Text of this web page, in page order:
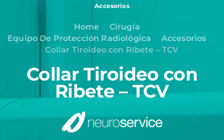
Accesorios
Home
Cirugía
Equipo De Protección Radiológica
Accesorios
Collar Tiroideo con Ribete – TCV
Collar Tiroideo con
Ribete – TCV